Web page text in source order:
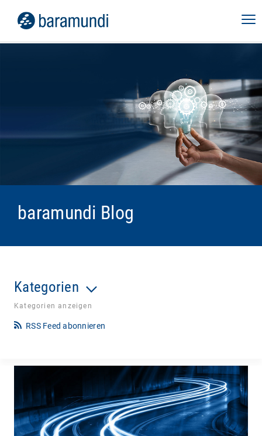
baramundi Blog
Kategorien
Kategorien anzeigen
RSS Feed abonnieren